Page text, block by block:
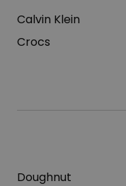
Calvin Klein
Crocs
Doughnut